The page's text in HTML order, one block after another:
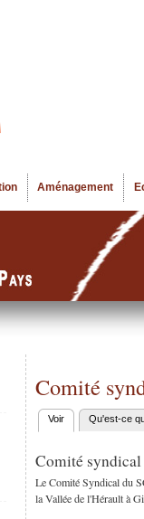
Aménagement
Comité
Onglets
Voir (onglet actif)
Qu'est-ce
Comité syndical
Le Comité Syndical du
la Vallée de l'Hérault à